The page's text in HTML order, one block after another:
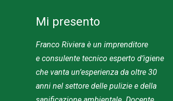
Mi presento
Franco Riviera è un imprenditore
e consulente tecnico esperto d’igiene
che vanta un’esperienza da oltre 30
anni nel settore delle pulizie e della